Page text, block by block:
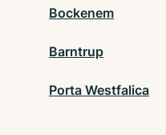
Bockenem
Barntrup
Porta Westfalica